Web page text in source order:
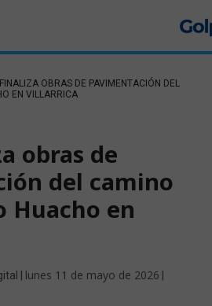
OBRAS DE PAVIMENTACIÓN DEL
EN VILLARRICA
obras de
del camino
Huacho en
| lunes 11 de mayo de 2026